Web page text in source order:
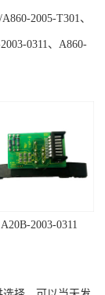
/A860-2005-T301 、
0311、 A860-
A20B-2003-0311